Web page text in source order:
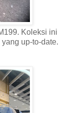
Koleksi ini
up-to-date.